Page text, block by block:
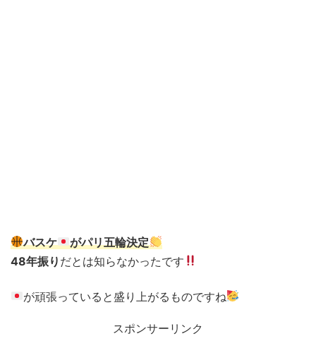
バスケ
がパリ五輪決定
48年振り だとは知らなかったです
が頑張っていると盛り上がるものですね
スポンサーリンク